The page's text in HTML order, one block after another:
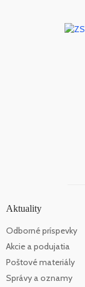
Aktuality
Odborné príspevky
Akcie a podujatia
Poštové materiály
Správy a oznamy